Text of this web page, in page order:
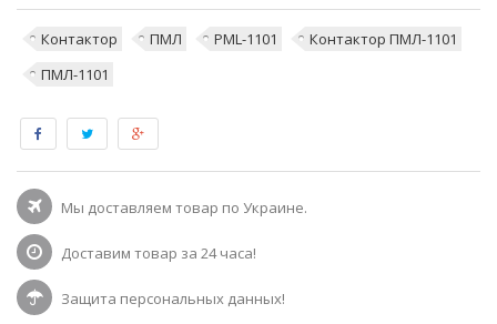
Контактор ПМЛ PML-1101
Контактор ПМЛ-1101
ПМЛ-1101
Мы доставляем товар по Украине.
Доставим товар за 24 часа!
Защита персональных данных!